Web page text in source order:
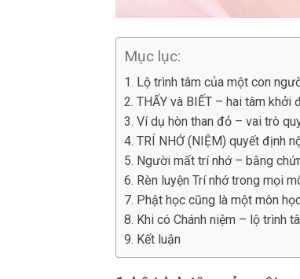
Mục lục:
1. Lộ trình tâm của một con
2. THẤY và BIẾT – hai tâm khởi
3. Ví dụ hòn than đỏ – vai trò
4. TRÍ NHỚ (NIỆM) quyết định
5. Người mất trí nhớ – bằng
6. Rèn luyện Trí nhớ trong mọi
7. Phật học cũng là một môn
8. Khi có Chánh niệm – lộ trình
9. Kết luận